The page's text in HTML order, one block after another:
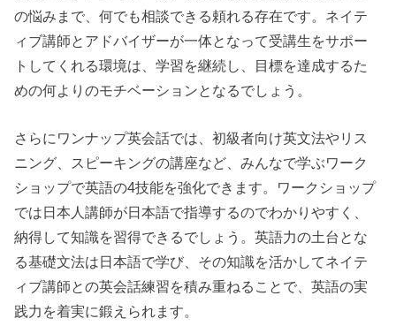
の悩みまで、何でも相談できる頼れる存在です。ネイテ
ィブ講師とアドバイザーが一体となって受講生をサポー
トしてくれる環境は、学習を継続し、目標を達成するた
めの何よりのモチベーションとなるでしょう。
さらにワンナップ英会話では、初級者向け英文法やリス
ニング、スピーキングの講座など、みんなで学ぶワーク
ショップで英語の4技能を強化できます。ワークショップ
では日本人講師が日本語で指導するのでわかりやすく、
納得して知識を習得できるでしょう。英語力の土台とな
る基礎文法は日本語で学び、その知識を活かしてネイテ
ィブ講師との英会話練習を積み重ねることで、英語の実
践力を着実に鍛えられます。